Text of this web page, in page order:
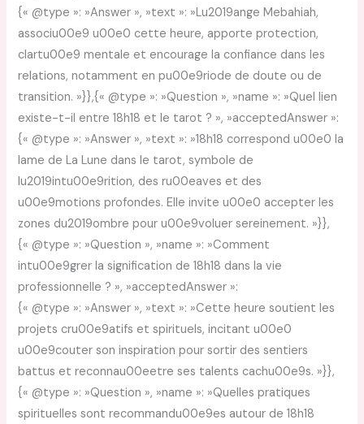
{« @type »: »Answer », »text »: »Lu2019ange Mebahiah,
associu00e9 u00e0 cette heure, apporte protection,
clartu00e9 mentale et encourage la confiance dans les
relations, notamment en pu00e9riode de doute ou de
transition. »}},{« @type »: »Question », »name »: »Quel lien
existe-t-il entre 18h18 et le tarot ? », »acceptedAnswer »:
{« @type »: »Answer », »text »: »18h18 correspond u00e0 la
lame de La Lune dans le tarot, symbole de
lu2019intu00e9rition, des ru00eaves et des
u00e9motions profondes. Elle invite u00e0 accepter les
zones du2019ombre pour u00e9voluer sereinement. »}},
{« @type »: »Question », »name »: »Comment
intu00e9grer la signification de 18h18 dans la vie
professionnelle ? », »acceptedAnswer »:
{« @type »: »Answer », »text »: »Cette heure soutient les
projets cru00e9atifs et spirituels, incitant u00e0
u00e9couter son inspiration pour sortir des sentiers
battus et reconnau00eetre ses talents cachu00e9s. »}},
{« @type »: »Question », »name »: »Quelles pratiques
spirituelles sont recommandu00e9es autour de 18h18